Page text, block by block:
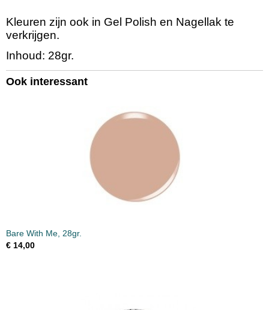
Afmetingen (l,b,h)
5 x 5 x 4,50 cm
Kleuren zijn ook in Gel Polish en Nagellak te
verkrijgen.
Inhoud: 28gr.
Ook interessant
Bare With Me, 28gr.
€ 14,00